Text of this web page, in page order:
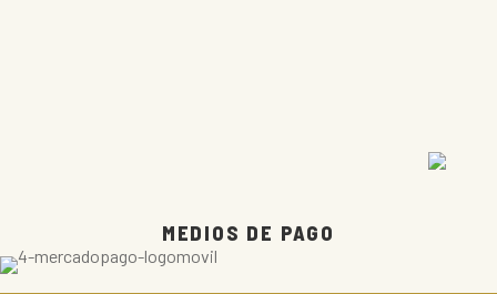
MEDIOS DE PAGO